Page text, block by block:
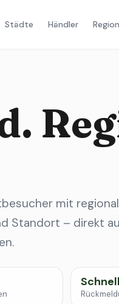
Städte Händler
mit
Standort – direkt